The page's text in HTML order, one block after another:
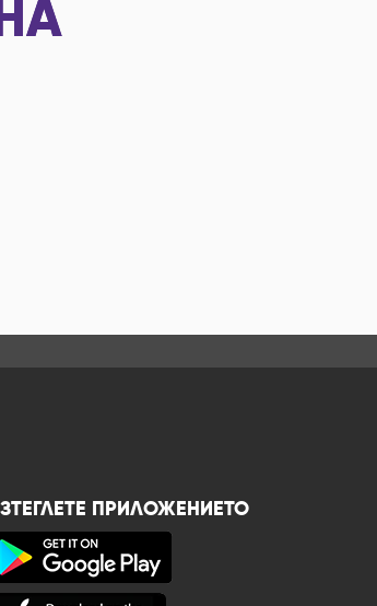
ПРИЛОЖЕНИЕТО